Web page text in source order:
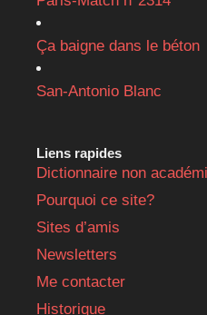
Ça baigne dans le béton
San-Antonio Blanc
Liens rapides
Dictionnaire non
Pourquoi ce site?
Sites d’amis
Newsletters
Me contacter
Historique